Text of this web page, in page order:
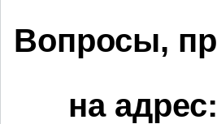
Вопросы,
на адрес: